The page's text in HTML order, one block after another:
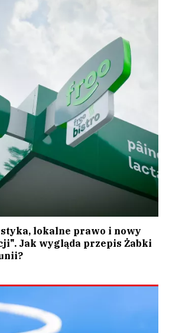
lokalne prawo i nowy
Jak wygląda przepis Żabki